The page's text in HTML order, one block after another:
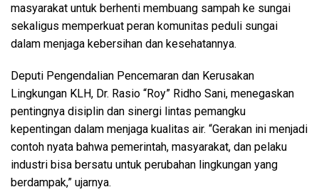
masyarakat untuk berhenti membuang sampah ke sungai
sekaligus memperkuat peran komunitas peduli sungai
dalam menjaga kebersihan dan kesehatannya.
Deputi Pengendalian Pencemaran dan Kerusakan
Lingkungan KLH, Dr. Rasio “Roy” Ridho Sani, menegaskan
pentingnya disiplin dan sinergi lintas pemangku
kepentingan dalam menjaga kualitas air. “Gerakan ini menjadi
contoh nyata bahwa pemerintah, masyarakat, dan pelaku
industri bisa bersatu untuk perubahan lingkungan yang
berdampak,” ujarnya.